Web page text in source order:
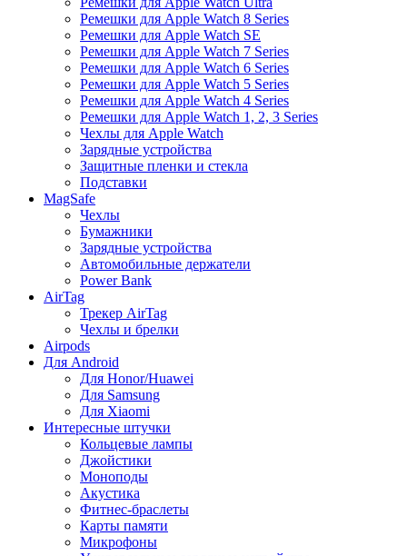
Ремешки для Apple Watch 8 Series
Ремешки для Apple Watch SE
Ремешки для Apple Watch 7 Series
Ремешки для Apple Watch 6 Series
Ремешки для Apple Watch 5 Series
Ремешки для Apple Watch 4 Series
Ремешки для Apple Watch 1, 2, 3 Series
Чехлы для Apple Watch
Зарядные устройства
Защитные пленки и стекла
Подставки
MagSafe
Чехлы
Бумажники
Зарядные устройства
Автомобильные держатели
Power Bank
AirTag
Трекер AirTag
Чехлы и брелки
Airpods
Для Android
Для Honor/Huawei
Для Samsung
Для Xiaomi
Интересные штучки
Кольцевые лампы
Джойстики
Моноподы
Акустика
Фитнес-браслеты
Карты памяти
Микрофоны